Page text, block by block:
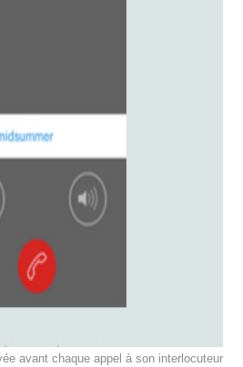
avant chaque appel à son interlocuteur